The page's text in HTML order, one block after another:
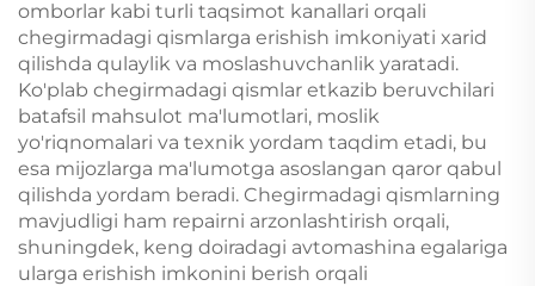
omborlar kabi turli taqsimot kanallari orqali
chegirmadagi qismlarga erishish imkoniyati xarid
qilishda qulaylik va moslashuvchanlik yaratadi.
Ko'plab chegirmadagi qismlar etkazib beruvchilari
batafsil mahsulot ma'lumotlari, moslik
yo'riqnomalari va texnik yordam taqdim etadi, bu
esa mijozlarga ma'lumotga asoslangan qaror qabul
qilishda yordam beradi. Chegirmadagi qismlarning
mavjudligi ham repairni arzonlashtirish orqali,
shuningdek, keng doiradagi avtomashina egalariga
ularga erishish imkonini berish orqali